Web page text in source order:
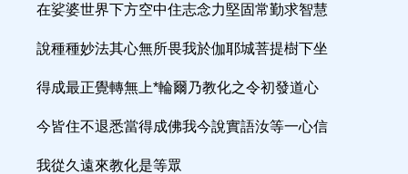
在娑婆世界下方空中住志念力堅固常勤求智慧
說種種妙法其心無所畏我於伽耶城菩提樹下坐
得成最正覺轉無上*輪爾乃教化之令初發道心
今皆住不退悉當得成佛我今說實語汝等一心信
我從久遠來教化是等眾